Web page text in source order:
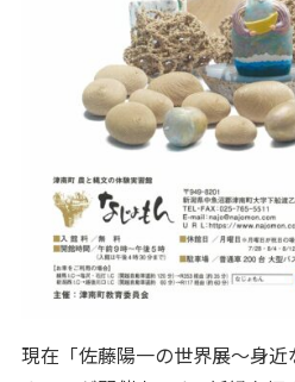
現在「佐藤陽一の世界展～身